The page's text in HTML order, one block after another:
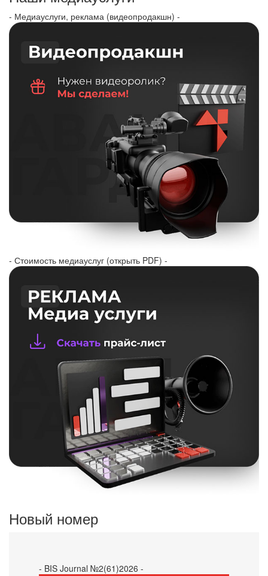
- Медиауслуги, реклама (видеопродакшн) -
- Стоимость медиауслуг (открыть PDF) -
Новый номер
- BIS Journal №2(61)2026 -